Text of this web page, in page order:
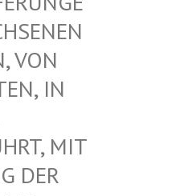
S
U
IN D
MIT B
K